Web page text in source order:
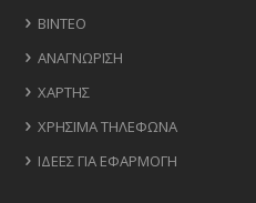
ΒΊΝΤΕΟ
ΑΝΑΓΝΏΡΙΣΗ
ΧΆΡΤΗΣ
ΧΡΉΣΙΜΑ ΤΗΛΈΦΩΝΑ
ΙΔΈΕΣ ΓΙΑ ΕΦΑΡΜΟΓΉ